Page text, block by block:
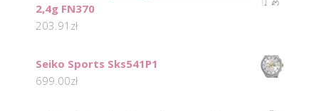
2,4g FN370
203.91 zł
Seiko Sports Sks541P1
699.00zł